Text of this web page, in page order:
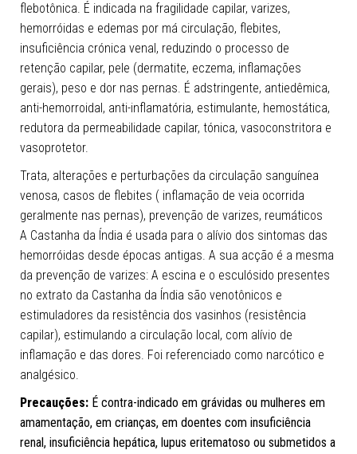
flebotônica. É indicada na fragilidade capilar, varizes,
hemorróidas e edemas por má circulação, flebites,
insuficiência crónica venal, reduzindo o processo de
retenção capilar, pele (dermatite, eczema, inflamações
gerais), peso e dor nas pernas. É adstringente, antiedêmica,
anti-hemorroidal, anti-inflamatória, estimulante, hemostática,
redutora da permeabilidade capilar, tónica, vasoconstritora e
vasoprotetor.
Trata, alterações e perturbações da circulação sanguínea
venosa, casos de flebites ( inflamação de veia ocorrida
geralmente nas pernas), prevenção de varizes, reumáticos
A Castanha da Índia é usada para o alívio dos sintomas das
hemorróidas desde épocas antigas. A sua acção é a mesma
da prevenção de varizes: A escina e o esculósido presentes
no extrato da Castanha da Índia são venotônicos e
estimuladores da resistência dos vasinhos (resistência
capilar), estimulando a circulação local, com alívio de
inflamação e das dores. Foi referenciado como narcótico e
analgésico.
Precauções: É contra-indicado em grávidas ou mulheres em
amamentação, em crianças, em doentes com insuficiência
renal, insuficiência hepática, lupus eritematoso ou submetidos a